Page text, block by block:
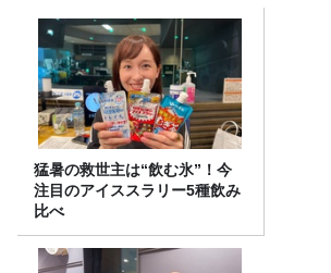
猛暑の救世主は“飲む氷”！今
注目のアイススラリー5種飲み
比べ